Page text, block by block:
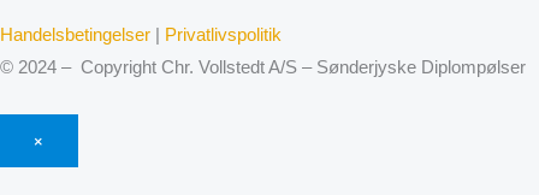
Handelsbetingelser
Privatlivspolitik
© 2024 – Copyright Chr. Vollstedt A/S – Sønderjyske Diplompølser
×